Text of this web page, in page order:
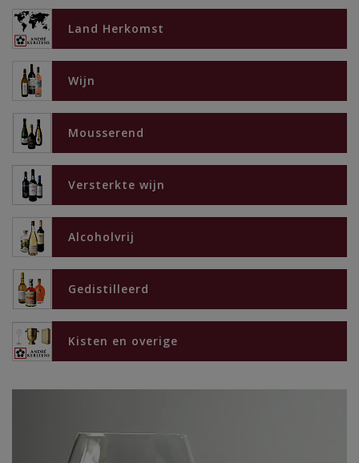
Land Herkomst
Wijn
Mousserend
Versterkte wijn
Alcoholvrij
Gedistilleerd
Kisten en overige